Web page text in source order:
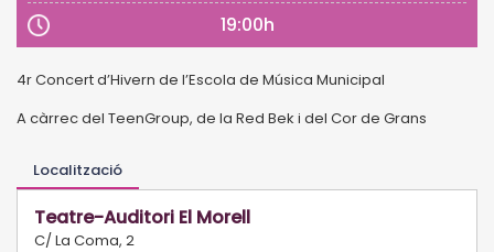
19:00h
4r Concert d’Hivern de l’Escola de Música Municipal
A càrrec del TeenGroup, de la Red Bek i del Cor de Grans
Localització
Teatre-Auditori El Morell
C/ La Coma, 2